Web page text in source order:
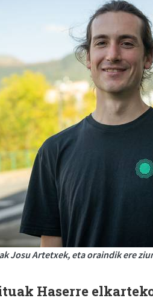
Josu Artetxek, eta oraindik ere
Haserre